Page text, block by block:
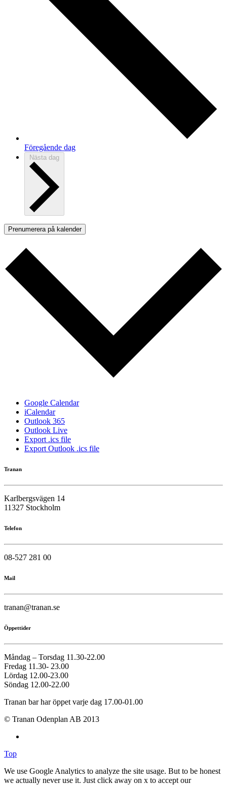
Föregående dag
Nästa dag
Prenumerera på kalender
Google Calendar
iCalendar
Outlook 365
Outlook Live
Export .ics file
Export Outlook .ics file
Tranan
Karlbergsvägen 14
11327 Stockholm
Telefon
08-527 281 00
Mail
tranan@tranan.se
Öppettider
Måndag – Torsdag 11.30-22.00
Fredag 11.30- 23.00
Lördag 12.00-23.00
Söndag 12.00-22.00
Tranan bar har öppet varje dag 17.00-01.00
© Tranan Odenplan AB 2013
Top
We use Google Analytics to analyze the site usage. But to be honest
we actually never use it. Just click away on x to accept our